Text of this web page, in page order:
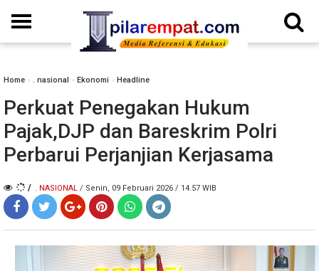
Home » . nasional » Ekonomi » Headline
Perkuat Penegakan Hukum
Pajak,DJP dan Bareskrim Polri
Perbarui Perjanjian Kerjasama
/ . NASIONAL / Senin, 09 Februari 2026 / 14.57 WIB